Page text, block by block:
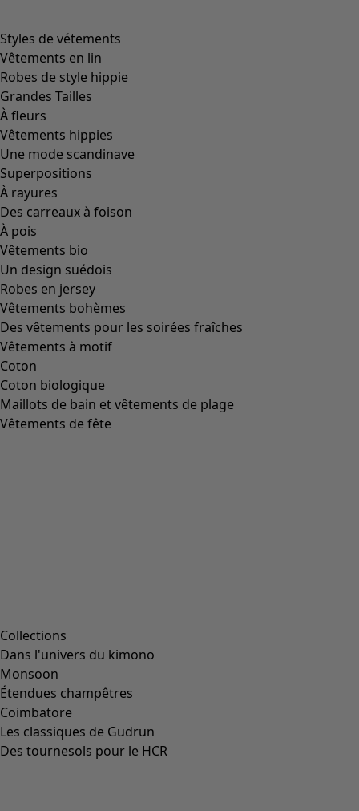
Styles de vétements
Vêtements en lin
Robes de style hippie
Grandes Tailles
À fleurs
Vêtements hippies
Une mode scandinave
Superpositions
À rayures
Des carreaux à foison
À pois
Vêtements bio
Un design suédois
Robes en jersey
Vêtements bohèmes
Des vêtements pour les soirées fraîches
Vêtements à motif
Coton
Coton biologique
Maillots de bain et vêtements de plage
Vêtements de fête
Collections
Dans l'univers du kimono
Monsoon
Étendues champêtres
Coimbatore
Les classiques de Gudrun
Des tournesols pour le HCR